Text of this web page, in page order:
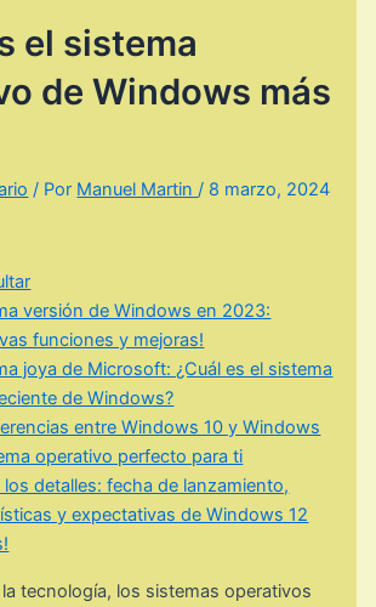
el sistema
de Windows más
/ Por Manuel Martin/ 8 marzo, 2024
versión de Windows en 2023:
funciones y mejoras!
joya de Microsoft: ¿Cuál es el sistema
de Windows?
entre Windows 10 y Windows
operativo perfecto para ti
detalles: fecha de lanzamiento,
y expectativas de Windows 12
tecnología, los sistemas operativos